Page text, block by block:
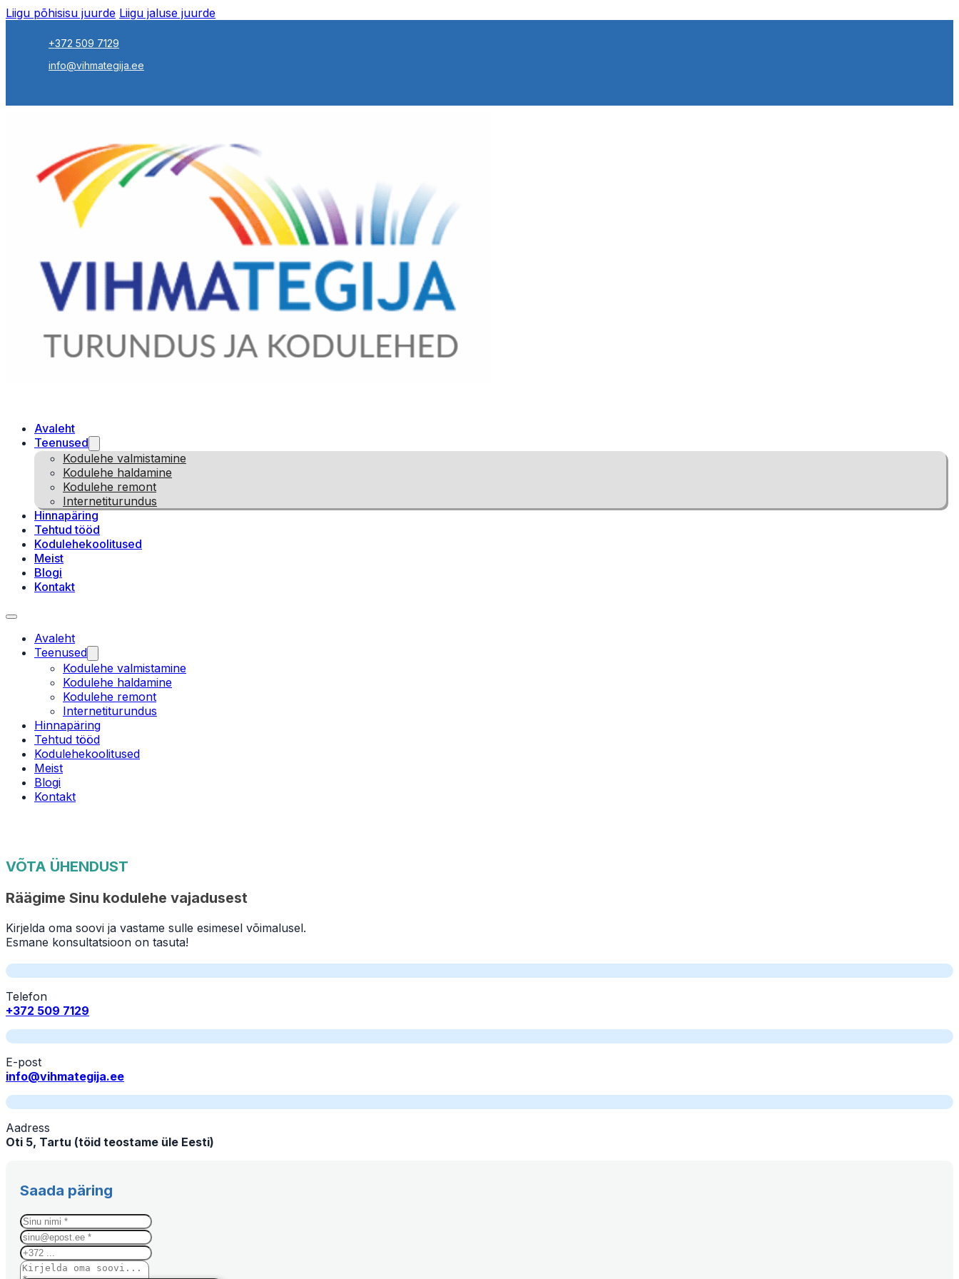
Liigu põhisisu juurde Liigu jaluse juurde
+372 509 7129
info@vihmategija.ee
Avaleht
Teenused
Kodulehe valmistamine
Kodulehe haldamine
Kodulehe remont
Internetiturundus
Hinnapäring
Tehtud tööd
Kodulehekoolitused
Meist
Blogi
Kontakt
Avaleht
Teenused
Kodulehe valmistamine
Kodulehe haldamine
Kodulehe remont
Internetiturundus
Hinnapäring
Tehtud tööd
Kodulehekoolitused
Meist
Blogi
Kontakt
VÕTA ÜHENDUST
Räägime Sinu kodulehe vajadusest
Kirjelda oma soovi ja vastame sulle esimesel võimalusel.
Esmane konsultatsioon on tasuta!
Telefon
+372 509 7129
E-post
info@vihmategija.ee
Aadress
Oti 5, Tartu (töid teostame üle Eesti)
Saada päring